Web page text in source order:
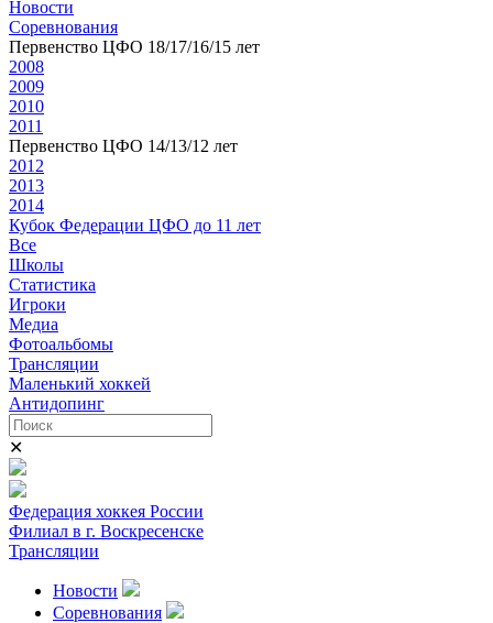
Новости
Соревнования
Первенство ЦФО 18/17/16/15 лет
2008
2009
2010
2011
Первенство ЦФО 14/13/12 лет
2012
2013
2014
Кубок Федерации ЦФО до 11 лет
Все
Школы
Статистика
Игроки
Медиа
Фотоальбомы
Трансляции
Маленький хоккей
Антидопинг
✕
Федерация хоккея России
Филиал в г. Воскресенске
Трансляции
Новости
Соревнования